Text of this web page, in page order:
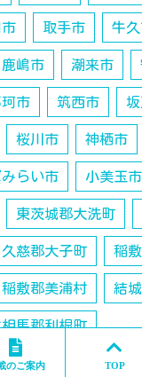
取手市 牛
鹿嶋市 潮来市
市 筑西市
桜川市 神栖市
らい市 小美玉市
東茨城郡大洗町
久慈郡大子町 稲
稲敷郡美浦村 結
馬郡利根町
のご案内 TOP